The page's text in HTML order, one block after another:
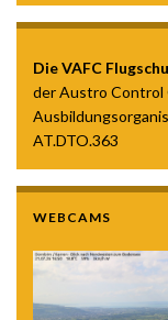
Die VAFC
der Austro Control
AT.DTO.363
WEBCAMS